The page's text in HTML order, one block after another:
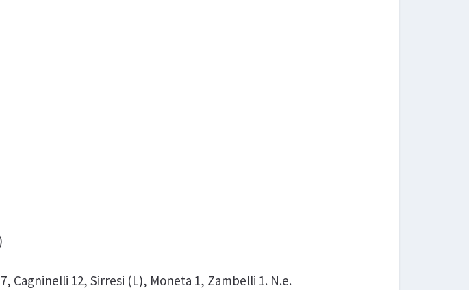
Cagninelli 12, Sirresi (L), Moneta 1, Zambelli 1. N.e.